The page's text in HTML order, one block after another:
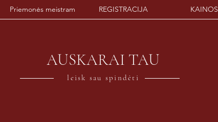
Priemonės meistram REGISTRACIJA KAINOS
AUSKARAI TAU
leisk sau spindėti